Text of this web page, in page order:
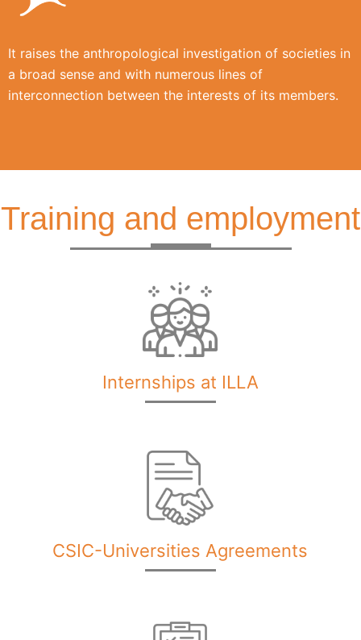
It raises the anthropological investigation of societies in
a broad sense and with numerous lines of
interconnection between the interests of its members.
Training and employment
Internships at ILLA
CSIC-Universities Agreements